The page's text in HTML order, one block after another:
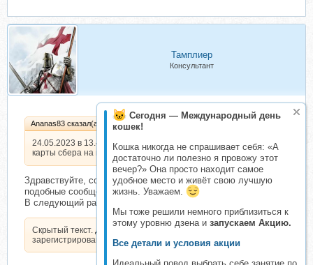
Сегодня — Международный день
кошек!
Кошка никогда не спрашивает себя: «А
достаточно ли полезно я провожу этот
вечер?» Она просто находит самое
удобное место и живёт свою лучшую
жизнь. Уважаем.
Мы тоже решили немного приблизиться к
этому уровню дзена и запускаем Акцию.
Все детали и условия акции
Тамплиер
Консультант
Ananas83 сказал(а):
24.05.2023 в 13.42 по мск 349 руб. с
карты сбера на карту
Здравствуйте, сообщите об оплате в реквизитах темы. Здесь
подобные сообщения писать нельзя по Правилам.
В следующий раз не нарушайте, пожалуйста.
Скрытый текст. Доступен только
зарегистрированным пользователям.